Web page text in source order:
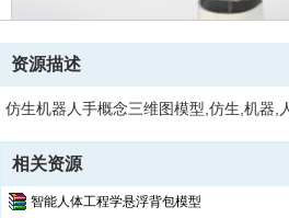
Part5.SLDPRT
Part6.SLDPRT
Part7-2.SLDPRT
Part7.SLDPRT
Part8.SLDPRT
Rotor scaled.SLDPRT
Rotor.SLDPRT
SERVO 2.SLDASM
资源描述
仿生机器人手概念三维图模型,仿生,机器,
相关资源
智能人体工程学悬浮背包模型